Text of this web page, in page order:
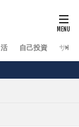
自己投資 サイ